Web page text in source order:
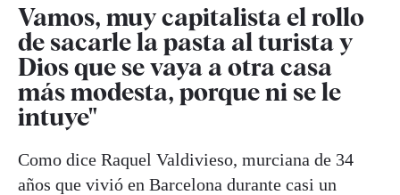
Vamos, muy capitalista el rollo
de sacarle la pasta al turista y
Dios que se vaya a otra casa
más modesta, porque ni se le
intuye"
Como dice Raquel Valdivieso, murciana de 34
años que vivió en Barcelona durante casi un